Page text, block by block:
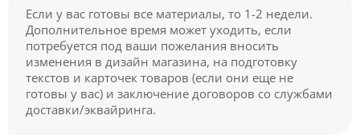
Если у вас готовы все материалы, то 1-2 недели.
Дополнительное время может уходить, если
потребуется под ваши пожелания вносить
изменения в дизайн магазина, на подготовку
текстов и карточек товаров (если они еще не
готовы у вас) и заключение договоров со службами
доставки/эквайринга.